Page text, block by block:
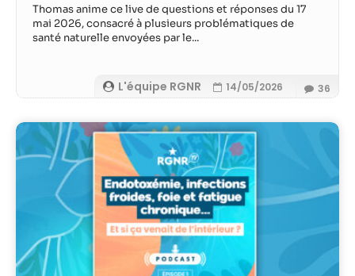
L'équipe RGNR 14/05/2026
Thomas anime ce live de questions et réponses du 17
mai 2026, consacré à plusieurs problématiques de
santé naturelle envoyées par le...
36
Afin que notre
site Web
possible lors
de votre visite.
ces cookies,
certaines
fonctionnalités
disparaîtront
du site Web.
Marketing
En partageant